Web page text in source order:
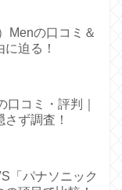
Menの口コミ＆
迫る！
口コミ・評判｜
ず調査！
「パナソニック